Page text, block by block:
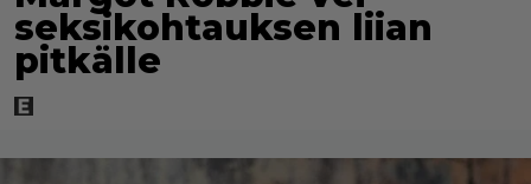
seksikohtauksen liian
pitkälle